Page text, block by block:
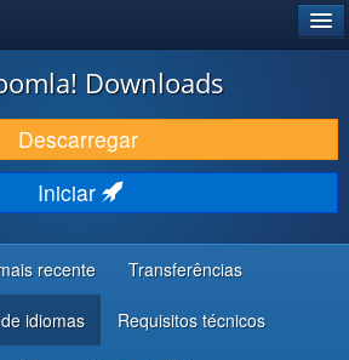
Downloads
Descarregar
Iniciar
recente Transferências
idiomas Requisitos técnicos